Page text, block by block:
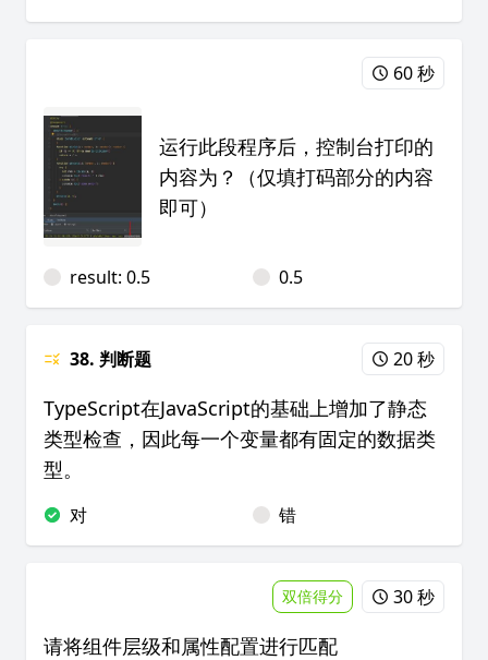
60 秒
运行此段程序后，控制台打印的
内容为？（仅填打码部分的内容
即可）
result: 0.5 0.5
38. 判断题 20 秒
TypeScript在JavaScript的基础上增加了静态
类型检查，因此每一个变量都有固定的数据类
型。
对 错
双倍得分 30 秒
请将组件层级和属性配置进行匹配